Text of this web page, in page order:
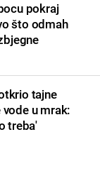
pokraj
što odmah
tajne
u mrak:
treba'